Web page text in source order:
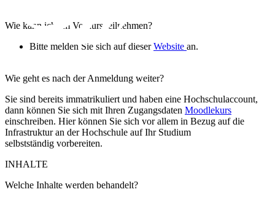
Wie kann ich am Vorkurs teilnehmen?
Bitte melden Sie sich auf dieserWebsite an.
Wie geht es nach der Anmeldung weiter?
Sie sind bereits immatrikuliert und haben eine Hochschulaccount,
dann können Sie sich mit Ihren Zugangsdaten Moodlekurs
einschreiben. Hier können Sie sich vor allem in Bezug auf die
Infrastruktur an der Hochschule auf Ihr Studium
selbstständig vorbereiten.
INHALTE
Welche Inhalte werden behandelt?